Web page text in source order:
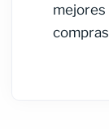
mejores